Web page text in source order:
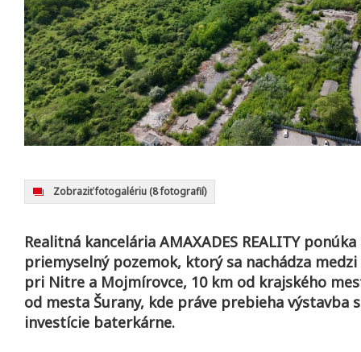
Zobraziť fotogalériu (8 fotografií)
Realitná kancelária AMAXADES REALITY
priemyselný pozemok, ktorý sa nachádza
pri Nitre a Mojmírovce, 10 km od krajského
od mesta Šurany, kde práve prebieha výstavba
investície baterkárne.